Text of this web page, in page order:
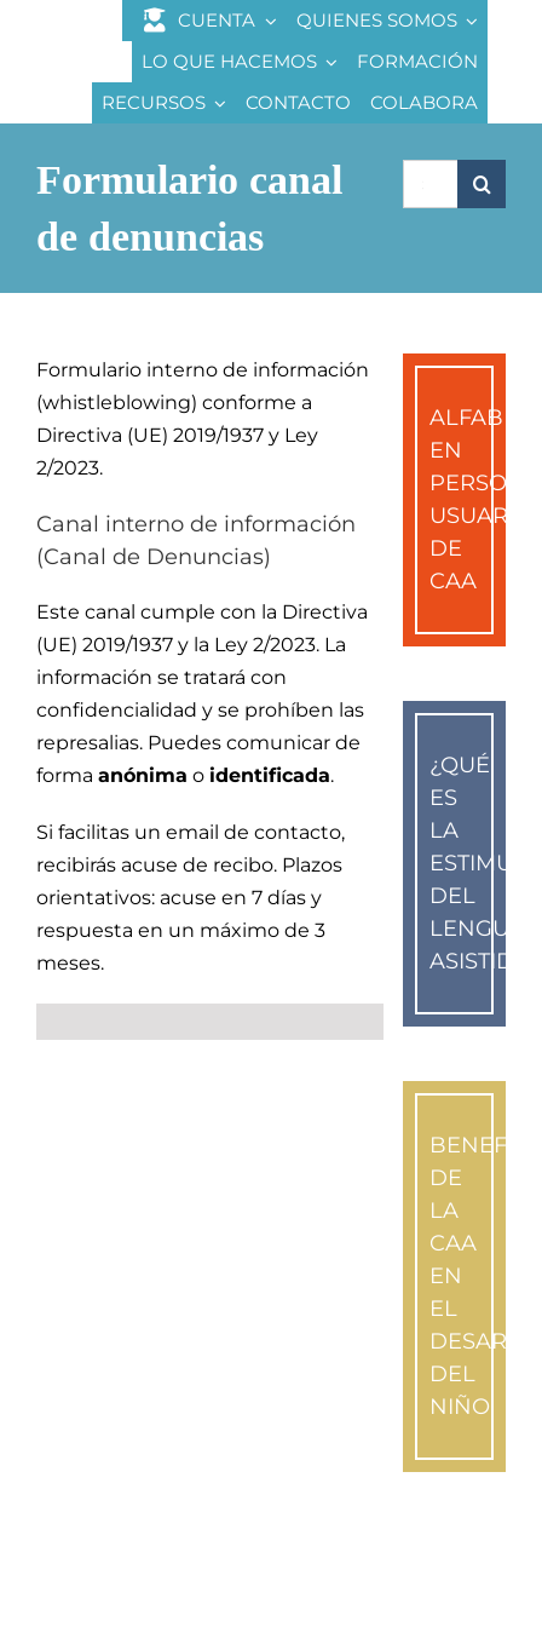
contenido
CUENTA
QUIENES SOMOS
LO QUE HACEMOS
FORMACIÓN
RECURSOS
CONTACTO COLABORA
Formulario canal
de denuncias
Formulario interno de información
(whistleblowing) conforme a
Directiva (UE) 2019/1937 y Ley
2/2023.
Canal interno de información
(Canal de Denuncias)
Este canal cumple con la Directiva
(UE) 2019/1937 y la Ley 2/2023. La
información se tratará con
confidencialidad y se prohíben las
represalias. Puedes comunicar de
forma anónima o identificada.
Si facilitas un email de contacto,
recibirás acuse de recibo. Plazos
orientativos: acuse en 7 días y
respuesta en un máximo de 3
meses.
EN
USUARIAS
DE
CAA
¿QUÉ
ES
LA
DEL
ASISTIDO?
DE
LA
CAA
EN
EL
DEL
NIÑO